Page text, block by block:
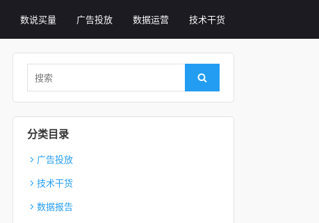
数说买量 广告投放 数据运营 技术干货
Search for:
Search
分类目录
广告投放
技术干货
数据报告